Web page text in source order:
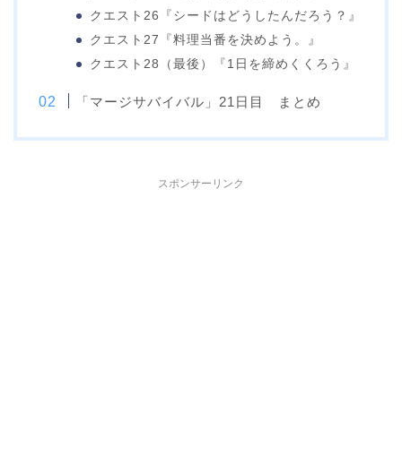
クエスト26『シードはどうしたんだろう？』
クエスト27『料理当番を決めよう。』
クエスト28（最後）『1日を締めくくろう』
「マージサバイバル」21日目 まとめ
スポンサーリンク